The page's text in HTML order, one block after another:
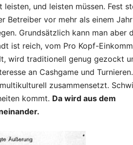
und leisten müssen. Fest
Betreiber vor mehr als einem
Grundsätzlich kann man aber
ist reich, vom Pro Kopf-
wird traditionell genug gezockt
an Cashgame und Turnieren.
zusammensetzt.
kommt. Da wird aus dem